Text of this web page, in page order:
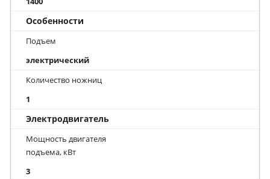
Особенности
Подъем
электрический
Количество ножниц
1
Электродвигатель
Мощность двигателя
подъема, кВт
3